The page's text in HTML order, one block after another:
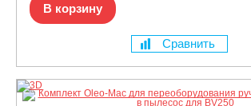
В корзину
Сравнить